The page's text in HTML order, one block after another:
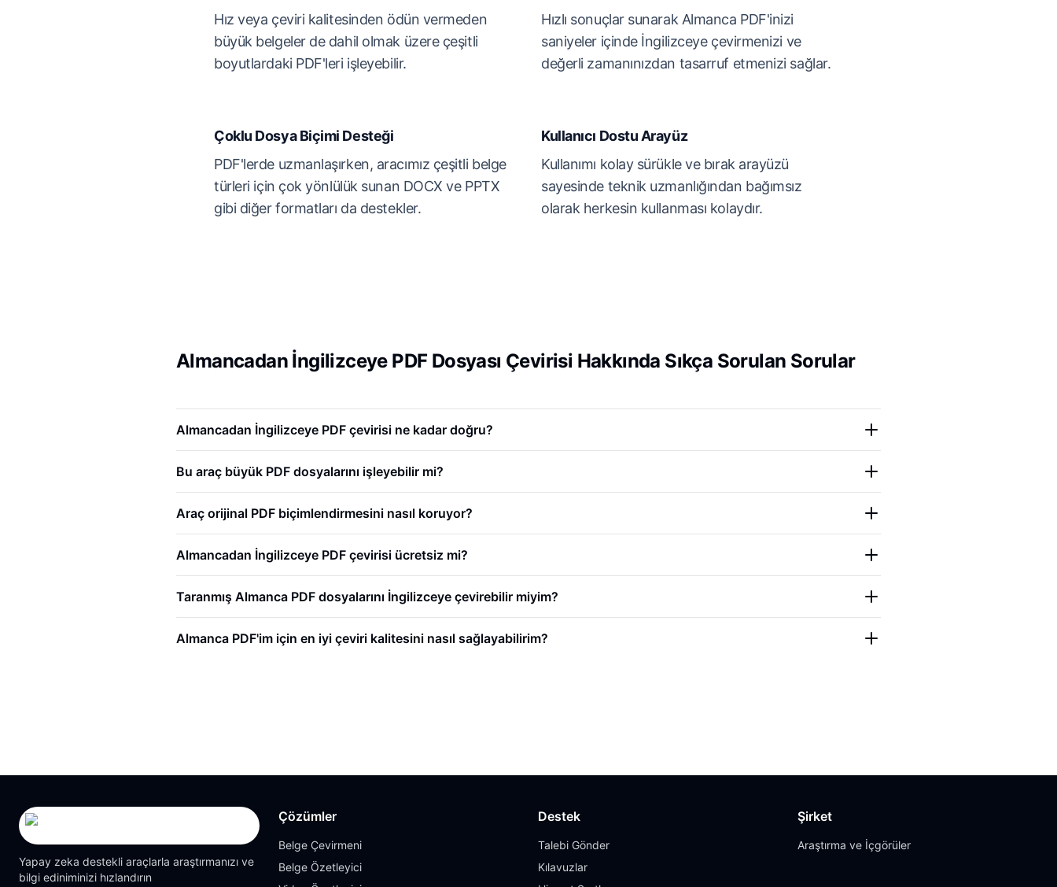
Hız veya çeviri kalitesinden ödün vermeden
büyük belgeler de dahil olmak üzere çeşitli
boyutlardaki PDF'leri işleyebilir.
Hızlı sonuçlar sunarak Almanca PDF'inizi
saniyeler içinde İngilizceye çevirmenizi ve
değerli zamanınızdan tasarruf etmenizi sağlar.
Çoklu Dosya Biçimi Desteği
PDF'lerde uzmanlaşırken, aracımız çeşitli belge
türleri için çok yönlülük sunan DOCX ve PPTX
gibi diğer formatları da destekler.
Kullanıcı Dostu Arayüz
Kullanımı kolay sürükle ve bırak arayüzü
sayesinde teknik uzmanlığından bağımsız
olarak herkesin kullanması kolaydır.
Almancadan İngilizceye PDF Dosyası Çevirisi Hakkında Sıkça Sorulan Sorular
Almancadan İngilizceye PDF çevirisi ne kadar doğru?
Bu araç büyük PDF dosyalarını işleyebilir mi?
Araç orijinal PDF biçimlendirmesini nasıl koruyor?
Almancadan İngilizceye PDF çevirisi ücretsiz mi?
Taranmış Almanca PDF dosyalarını İngilizceye çevirebilir miyim?
Almanca PDF'im için en iyi çeviri kalitesini nasıl sağlayabilirim?
Yapay zeka destekli araçlarla araştırmanızı ve
bilgi ediniminizi hızlandırın
Çözümler
Belge Çevirmeni
Belge Özetleyici
Destek
Talebi Gönder
Kılavuzlar
Şirket
Araştırma ve İçgörüler